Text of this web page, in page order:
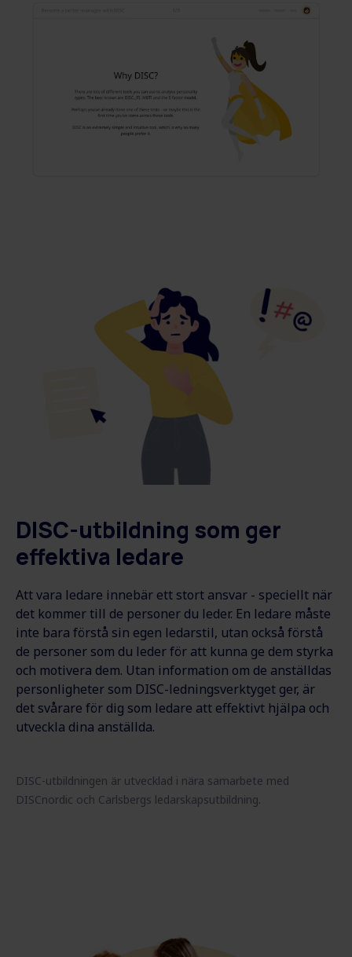
DISC-utbildning som ger
effektiva ledare
Att vara ledare innebär ett stort ansvar - speciellt när
det kommer till de personer du leder. En ledare måste
inte bara förstå sin egen ledarstil, utan också förstå
de personer som du leder för att kunna ge dem styrka
och motivera dem. Utan information om de anställdas
personligheter som DISC-ledningsverktyget ger, är
det svårare för dig som ledare att effektivt hjälpa och
utveckla dina anställda.
DISC-utbildningen är utvecklad i nära samarbete med
DISCnordic och Carlsbergs ledarskapsutbildning.